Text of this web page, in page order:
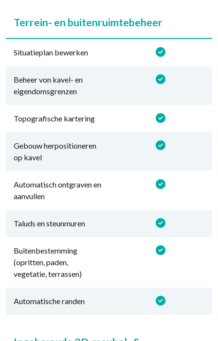
Terrein- en buitenruimtebeheer
Situatieplan bewerken
Beheer von kavel- en
eigendomsgrenzen
Topografische kartering
Gebouw herpositioneren
op kavel
Automatisch ontgraven en
aanvullen
Taluds en steunmuren
Buitenbestemming
(opritten, paden,
vegetatie, terrassen)
Automatische randen